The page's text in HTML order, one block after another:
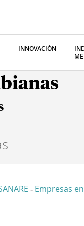
INNOVACIÓN
- Empresas